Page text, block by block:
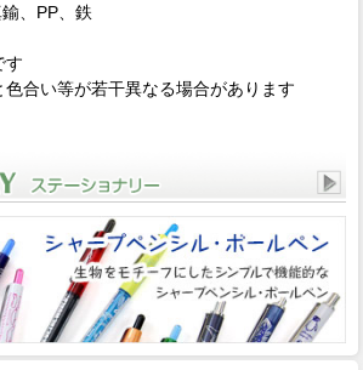
、PP、鉄
す
合い等が若干異なる場合があります